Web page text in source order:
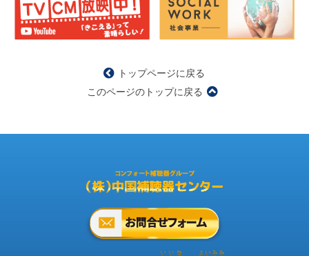
トップページに戻る
このページのトップに戻る